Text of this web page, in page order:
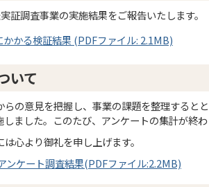
証調査事業の実施結果をご報告いたします。
かる検証結果 (PDFファイル: 2.1MB)
いて
らの意見を把握し、事業の課題を整理する
ました。このたび、アンケートの集計が終
心より御礼を申し上げます。
ンケート調査結果(PDFファイル:2.2MB)